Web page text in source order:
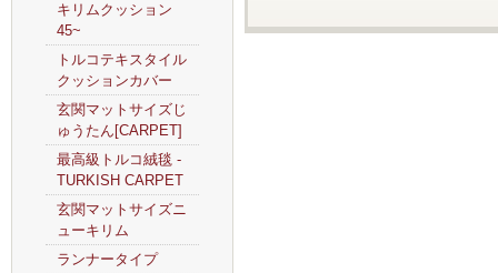
キリムクッション
45~
トルコテキスタイル
クッションカバー
玄関マットサイズじ
ゅうたん[CARPET]
最高級トルコ絨毯 -
TURKISH CARPET
玄関マットサイズニ
ューキリム
ランナータイプ